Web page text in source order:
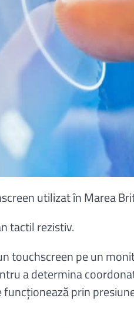
utilizat în Marea
tactil rezistiv.
touchscreen pe un
a determina
prin